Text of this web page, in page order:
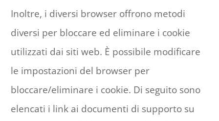
Inoltre, i diversi browser offrono metodi
diversi per bloccare ed eliminare i cookie
utilizzati dai siti web. È possibile modificare
le impostazioni del browser per
bloccare/eliminare i cookie. Di seguito sono
elencati i link ai documenti di supporto su